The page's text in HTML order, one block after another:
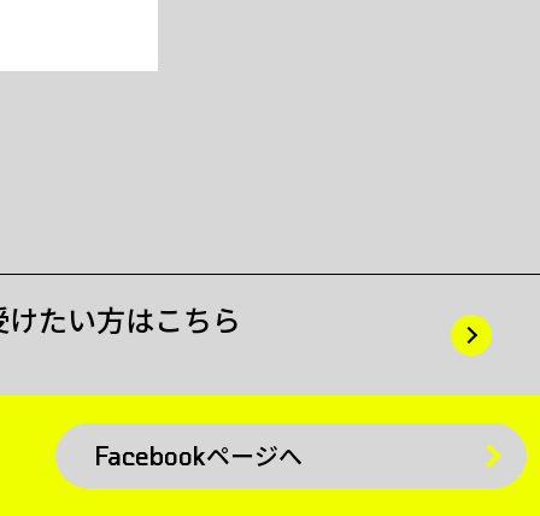
けたい方はこちら
Facebookページへ